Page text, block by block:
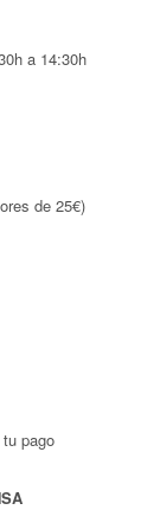
a 14:30h
de 25€)
pago